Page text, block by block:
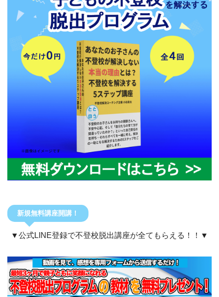
新規無料講座開講！
▼公式LINE登録で不登校脱出講座が全てもらえる！！▼